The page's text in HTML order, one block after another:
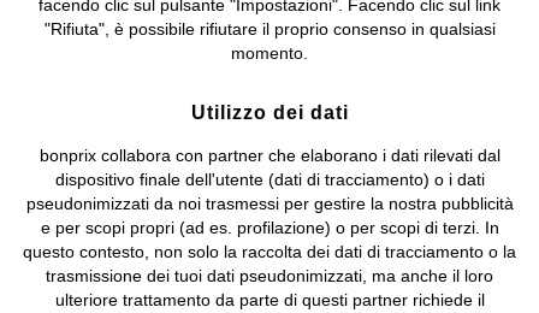
facendo clic sul pulsante "Impostazioni". Facendo clic sul link
"Rifiuta", è possibile rifiutare il proprio consenso in qualsiasi
momento.
Utilizzo dei dati
bonprix collabora con partner che elaborano i dati rilevati dal
dispositivo finale dell'utente (dati di tracciamento) o i dati
pseudonimizzati da noi trasmessi per gestire la nostra pubblicità
e per scopi propri (ad es. profilazione) o per scopi di terzi. In
questo contesto, non solo la raccolta dei dati di tracciamento o la
trasmissione dei tuoi dati pseudonimizzati, ma anche il loro
ulteriore trattamento da parte di questi partner richiede il